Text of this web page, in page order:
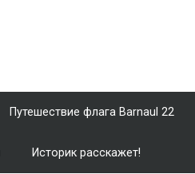
Путешествие флага Barnaul 22
Историк расскажет!